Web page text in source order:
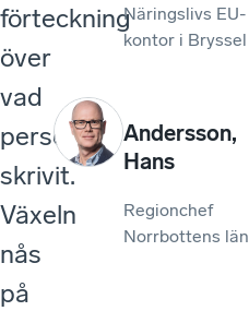
förteckning
över
vad
personen
skrivit.
Växeln
nås
på
Näringslivs EU-
kontor i Bryssel
Andersson,
Hans
Regionchef
Norrbottens län